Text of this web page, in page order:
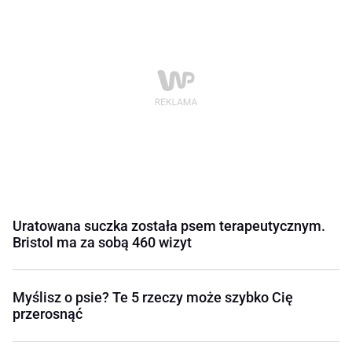
Uratowana suczka została psem terapeutycznym.
Bristol ma za sobą 460 wizyt
Myślisz o psie? Te 5 rzeczy może szybko Cię
przerosnąć